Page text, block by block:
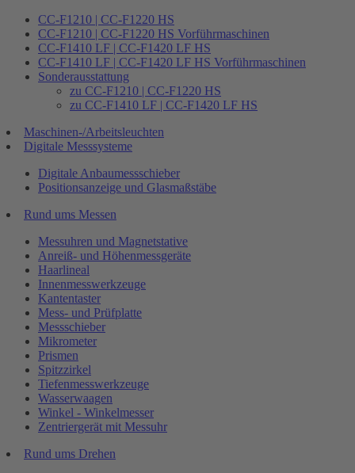
CC-F1210 | CC-F1220 HS
CC-F1210 | CC-F1220 HS Vorführmaschinen
CC-F1410 LF | CC-F1420 LF HS
CC-F1410 LF | CC-F1420 LF HS Vorführmaschinen
Sonderausstattung
zu CC-F1210 | CC-F1220 HS
zu CC-F1410 LF | CC-F1420 LF HS
Maschinen-/Arbeitsleuchten
Digitale Messsysteme
Digitale Anbaumessschieber
Positionsanzeige und Glasmaßstäbe
Rund ums Messen
Messuhren und Magnetstative
Anreiß- und Höhenmessgeräte
Haarlineal
Innenmesswerkzeuge
Kantentaster
Mess- und Prüfplatte
Messschieber
Mikrometer
Prismen
Spitzzirkel
Tiefenmesswerkzeuge
Wasserwaagen
Winkel - Winkelmesser
Zentriergerät mit Messuhr
Rund ums Drehen